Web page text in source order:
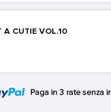
A CUTIE VOL.10